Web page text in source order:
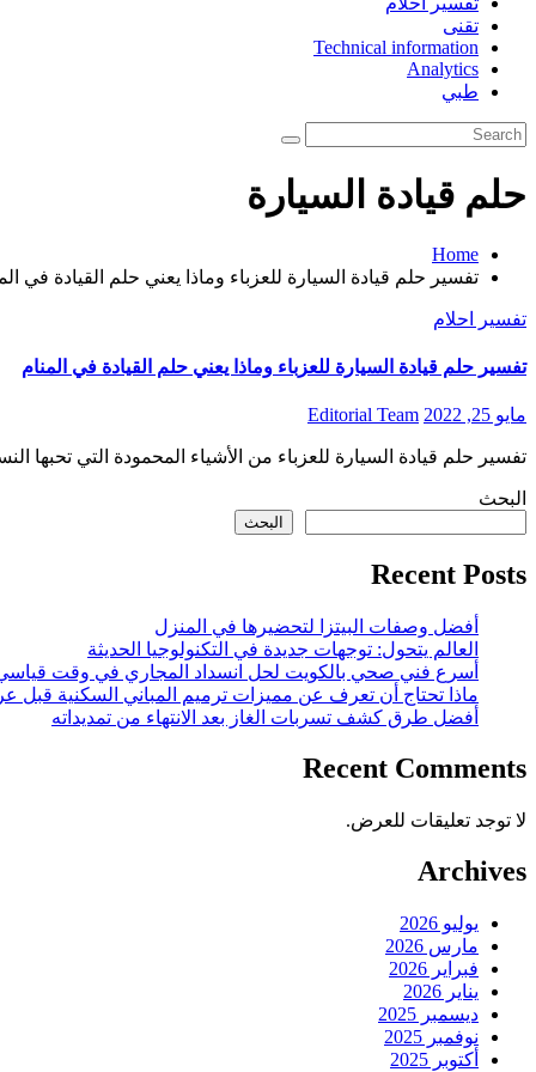
تقنى
Technical information
Analytics
طبي
حلم قيادة السيارة
Home
تفسير حلم قيادة السيارة للعزباء وماذا يعني حلم القيادة في
تفسير احلام
تفسير حلم قيادة السيارة للعزباء وماذا يعني حلم القيادة في المنام
مايو 25, 2022 Editorial Team
تفسير حلم قيادة السيارة للعزباء من الأشياء المحمودة التي تحبها
البحث
البحث
Recent Posts
أفضل وصفات البيتزا لتحضيرها في المنزل
العالم يتحول: توجهات جديدة في التكنولوجيا الحديثة
أسرع فني صحي بالكويت لحل انسداد المجاري في وقت
ماذا تحتاج أن تعرف عن مميزات ترميم المباني السكنية قبل
أفضل طرق كشف تسربات الغاز بعد الانتهاء من تمديداته
Recent Comments
لا توجد تعليقات للعرض.
Archives
يوليو 2026
مارس 2026
فبراير 2026
يناير 2026
ديسمبر 2025
نوفمبر 2025
أكتوبر 2025